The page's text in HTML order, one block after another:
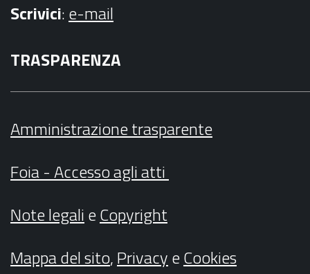
Scrivici:e-mail
TRASPARENZA
Amministrazione trasparente
Foia - Accesso agli atti
Note legalieCopyright
Mappa del sito,PrivacyeCookies